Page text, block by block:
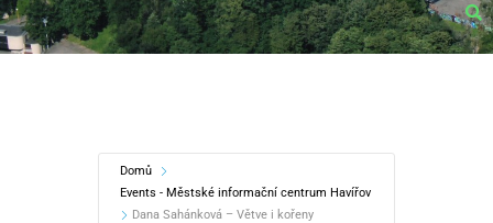
Domů
Events - Městské informační centrum Havířov
Dana Sahánková – Větve i kořeny